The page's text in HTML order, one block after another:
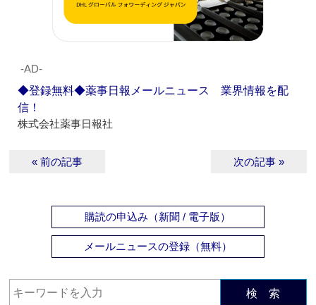
‐AD‐
◆登録無料◆薬事日報メールニュース 業界情報を配
信！
株式会社薬事日報社
« 前の記事 次の記事 »
購読の申込み（新聞 / 電子版）
メールニュースの登録（無料）
検 索